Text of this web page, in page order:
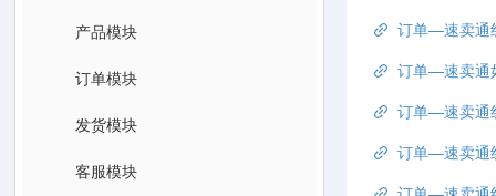
产品模块
订单模块
发货模块
客服模块
订单—速卖通
订单—速卖通
订单—速卖通
订单—速卖通